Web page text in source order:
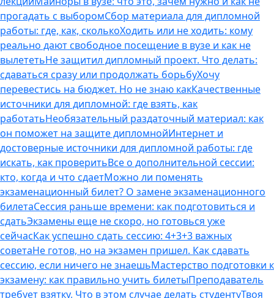
прогадать с выборомСбор материала для дипломной
работы: где, как, сколькоХодить или не ходить: кому
реально дают свободное посещение в вузе и как не
вылететьНе защитил дипломный проект. Что делать:
сдаваться сразу или продолжать борьбуХочу
перевестись на бюджет. Но не знаю какКачественные
источники для дипломной: где взять, как
работатьНеобязательный раздаточный материал: как
он поможет на защите дипломнойИнтернет и
достоверные источники для дипломной работы: где
искать, как проверитьВсе о дополнительной сессии:
кто, когда и что сдаетМожно ли поменять
экзаменационный билет? О замене экзаменационного
билетаСессия раньше времени: как подготовиться и
сдатьЭкзамены еще не скоро, но готовься уже
сейчасКак успешно сдать сессию: 4+3+3 важных
советаНе готов, но на экзамен пришел. Как сдавать
сессию, если ничего не знаешьМастерство подготовки к
экзамену: как правильно учить билетыПреподаватель
требует взятку. Что в этом случае делать студентуТвоя